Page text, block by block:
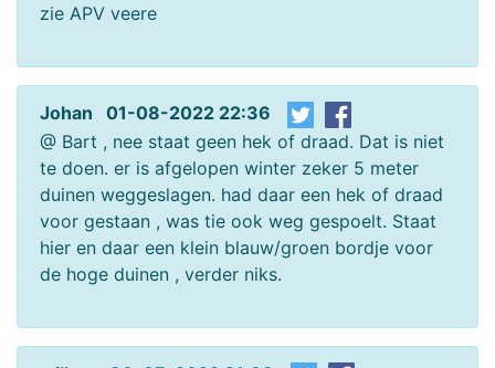
zie APV veere
Johan 01-08-2022 22:36
@ Bart , nee staat geen hek of draad. Dat is niet
te doen. er is afgelopen winter zeker 5 meter
duinen weggeslagen. had daar een hek of draad
voor gestaan , was tie ook weg gespoelt. Staat
hier en daar een klein blauw/groen bordje voor
de hoge duinen , verder niks.